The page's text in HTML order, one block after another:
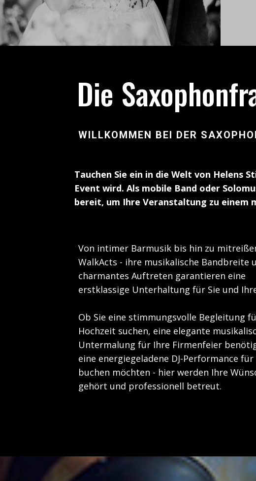
Die
WILLKOMMEN BEI DER
Tauchen Sie ein in die Welt von Helens
Event wird. Als mobile Band oder
bereit, um Ihre Veranstaltung zu einem
Von intimer Barmusik bis hin zu
WalkActs - ihre musikalische Bandbreite
charmantes Auftreten garantieren eine
erstklassige Unterhaltung für Sie und
Ob Sie eine stimmungsvolle Begleitung
Hochzeit suchen, eine elegante
Untermalung für Ihre Firmenfeier
eine energiegeladene DJ-Performance
buchen möchten - hier werden Ihre
gehört und professionell betreut.